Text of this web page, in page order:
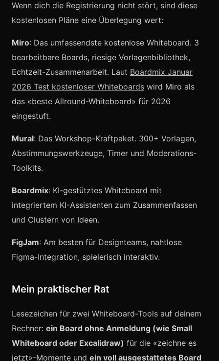
Wenn dich die Registrierung nicht stört, sind diese
kostenlosen Pläne eine Überlegung wert:
Miro: Das umfassendste kostenlose Whiteboard. 3
bearbeitbare Boards, riesige Vorlagenbibliothek,
Echtzeit-Zusammenarbeit. Laut Boardmix Januar
2026 Test kostenloser Whiteboards wird Miro als
das «beste Allround-Whiteboard» für 2026
eingestuft.
Mural: Das Workshop-Kraftpaket. 300+ Vorlagen,
Abstimmungswerkzeuge, Timer und Moderations-
Toolkits.
Boardmix: KI-gestütztes Whiteboard mit
integriertem KI-Assistenten zum Zusammenfassen
und Clustern von Ideen.
FigJam: Am besten für Designteams, nahtlose
Figma-Integration, spielerisch interaktiv.
Mein praktischer Rat
Lesezeichen für zwei Whiteboard-Tools auf deinem
Rechner: ein Board ohne Anmeldung (wie Small
Whiteboard oder Excalidraw) für die «zeichne es
jetzt»-Momente und ein voll ausgestattetes Board